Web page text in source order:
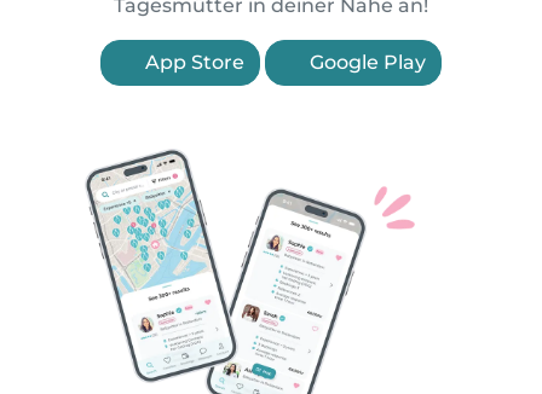
Tagesmütter in deiner Nähe an!
App Store Google Play